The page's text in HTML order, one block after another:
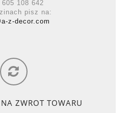
108 642
pisz na:
z-decor.com
ZWROT TOWARU